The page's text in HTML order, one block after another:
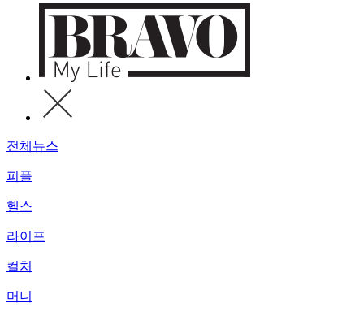
전체뉴스
피플
헬스
라이프
컬처
머니